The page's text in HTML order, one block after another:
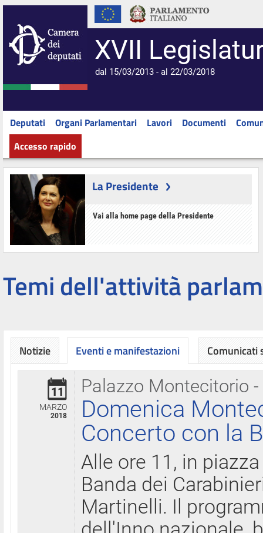
XVII
dal 15/03/2013 - al 22/03/2018
Deputati Organi Parlamentari Lavori Documenti
Accesso rapido
La Presidente
Vai alla home page della Presidente
Temi dell'attività
Notizie Eventi e manifestazioni
Palazzo Montecitorio
11
MARZO
2018
Domenica
Concerto con la
Alle ore 11, in
Banda dei
Martinelli. Il
Comunicati